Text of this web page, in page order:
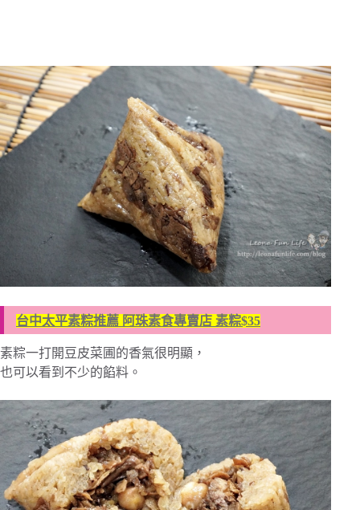
台中太平素粽推薦 阿珠素食專賣店 素粽$35
素粽一打開豆皮菜圃的香氣很明顯，
也可以看到不少的餡料。